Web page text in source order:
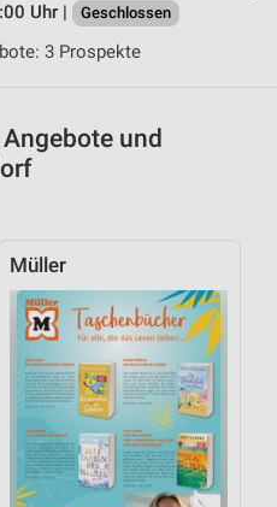
Uhr |
Geschlossen
3 Prospekte
und
Müller
Inhalten
Statistiken oder
verschiedenen
der Angebote
zur Auswahl von